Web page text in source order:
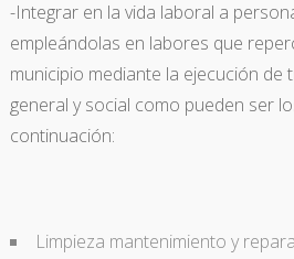
-Integrar en la vida laboral a
empleándolas en labores que
municipio mediante la ejecución de
general y social como pueden ser
continuación:
Limpieza mantenimiento y